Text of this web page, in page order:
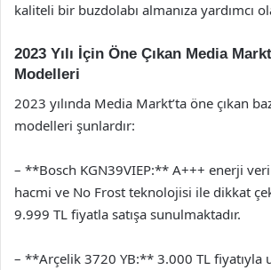
kaliteli bir buzdolabı almanıza yardımcı
2023 Yılı İçin Öne Çıkan Media
Modelleri
2023 yılında Media Markt’ta öne çıkan
modelleri şunlardır:
– **Bosch KGN39VIEP:** A+++ enerji
hacmi ve No Frost teknolojisi ile dikkat
9.999 TL fiyatla satışa sunulmaktadır.
– **Arçelik 3720 YB:** 3.000 TL fiyatıyla